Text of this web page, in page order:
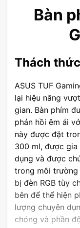
Bàn
Thách
ASUS TUF
lại hiệu năng
gian. Bàn phím
phản hồi êm ái
này được đặt
300 ml, được
dụng và được
trong môi trường
bị đèn RGB tùy
bên để thể hiện
lượng chuyên
chóng và phần